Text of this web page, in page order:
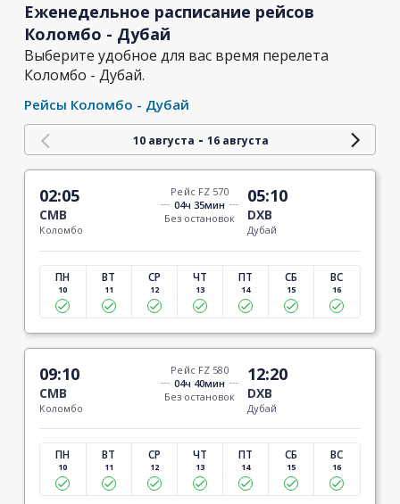
Еженедельное расписание рейсов
Коломбо - Дубай
Выберите удобное для вас время перелета
Коломбо - Дубай.
Рейсы Коломбо - Дубай
10 августа - 16 августа
02:05
CMB
Коломбо
Рейс FZ 570
04ч 35мин
Без остановок
05:10
DXB
Дубай
ПН
10
ВТ
11
СР
12
ЧТ
13
ПТ
14
СБ
15
ВС
16
09:10
CMB
Коломбо
Рейс FZ 580
04ч 40мин
Без остановок
12:20
DXB
Дубай
ПН
10
ВТ
11
СР
12
ЧТ
13
ПТ
14
СБ
15
ВС
16